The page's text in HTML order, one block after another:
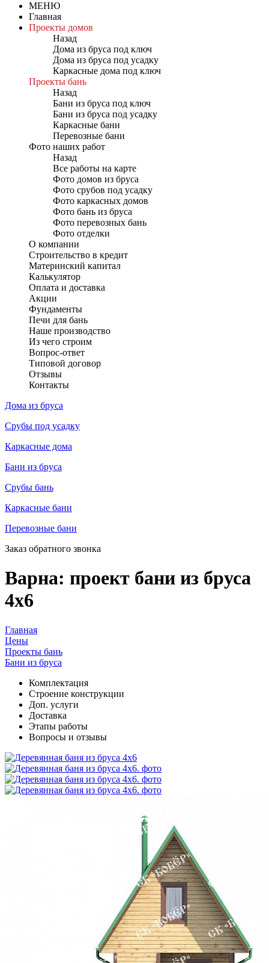
МЕНЮ
Главная
Проекты домов
Назад
Дома из бруса под ключ
Дома из бруса под усадку
Каркасные дома под ключ
Проекты бань
Назад
Бани из бруса под ключ
Бани из бруса под усадку
Каркасные бани
Перевозные бани
Фото наших работ
Назад
Все работы на карте
Фото домов из бруса
Фото срубов под усадку
Фото каркасных домов
Фото бань из бруса
Фото перевозных бань
Фото отделки
О компании
Строительство в кредит
Материнский капитал
Калькулятор
Оплата и доставка
Акции
Фундаменты
Печи для бань
Наше производство
Из чего строим
Вопрос-ответ
Типовой договор
Отзывы
Контакты
Дома из бруса
Срубы под усадку
Каркасные дома
Бани из бруса
Срубы бань
Каркасные бани
Перевозные бани
Заказ обратного звонка
Варна: проект бани из бруса
4х6
Главная
Цены
Проекты бань
Бани из бруса
Комплектация
Cтроение конструкции
Доп. услуги
Доставка
Этапы работы
Вопросы и отзывы